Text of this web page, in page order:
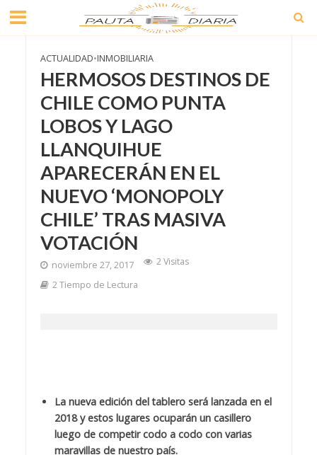
ACTUALIDAD•INMOBILIARIA
HERMOSOS DESTINOS DE
CHILE COMO PUNTA
LOBOS Y LAGO
LLANQUIHUE
APARECERÁN EN EL
NUEVO ‘MONOPOLY
CHILE’ TRAS MASIVA
VOTACIÓN
noviembre 27, 2017
2 Visitas
2 Tiempo de Lectura
La nueva edición del tablero será lanzada en el
2018 y estos lugares ocuparán un casillero
luego de competir codo a codo con varias
maravillas de nuestro país.